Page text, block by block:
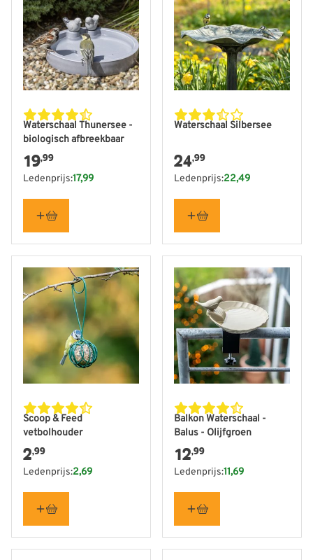
Waterschaal Thunersee -
biologisch afbreekbaar
19,99
Ledenprijs:17,99
Waterschaal Silbersee
24,99
Ledenprijs:22,49
Scoop & Feed
vetbolhouder
2,99
Ledenprijs:2,69
Balkon Waterschaal -
Balus - Olijfgroen
12,99
Ledenprijs:11,69